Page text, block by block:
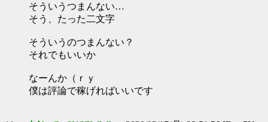
そういうつまんない…
そう、たった二文字
そういうのつまんない？
それでもいいか
なーんか（ｒｙ
僕は評論で稼げればいいです